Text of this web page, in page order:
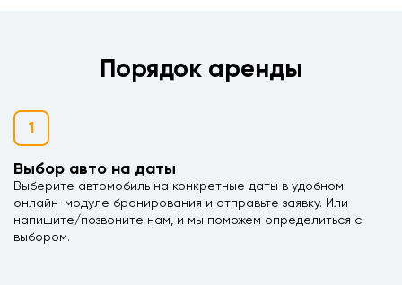
Порядок аренды
1
Выбор авто на даты
Выберите автомобиль на конкретные даты в удобном
онлайн-модуле бронирования и отправьте заявку. Или
напишите/позвоните нам, и мы поможем определиться с
выбором.